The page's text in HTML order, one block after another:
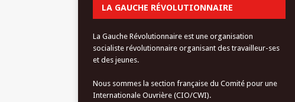
LA GAUCHE RÉVOLUTIONNAIRE
La Gauche Révolutionnaire est une organisation
socialiste révolutionnaire organisant des travailleur-ses
et des jeunes.
Nous sommes la section française du Comité pour une
Internationale Ouvrière (CIO/CWI).